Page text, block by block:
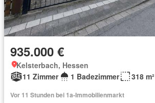
935.000 €
Kelsterbach, Hessen
11 Zimmer
1 Badezimmer 318 m²
Vor 11 Stunden bei 1a-Immobilienmarkt